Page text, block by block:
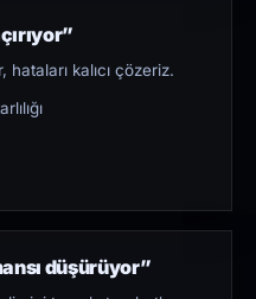
hataları kalıcı çözeriz.
düşürüyor”